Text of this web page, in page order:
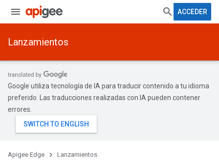
ACCEDER
Lanzamientos
Google utiliza tecnología de IA para traducir contenido a tu idioma
preferido. Las traducciones realizadas con IA pueden contener
errores.
Apigee Edge Lanzamientos